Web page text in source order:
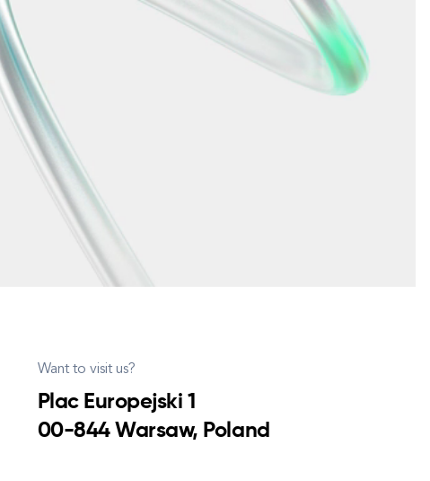
Want to visit us?
Plac Europejski 1
00-844 Warsaw, Poland